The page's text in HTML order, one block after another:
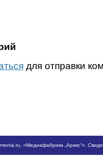
для отправки
, «Медиафабрика „Аракс“».